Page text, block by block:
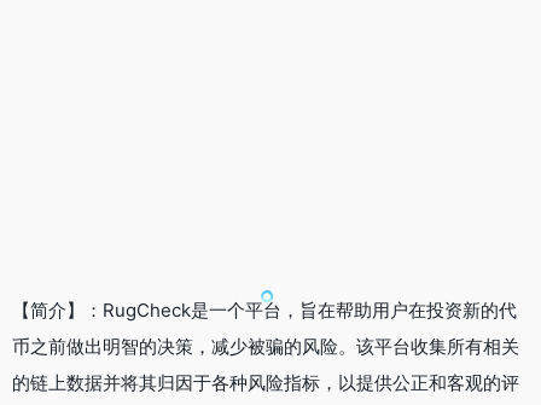
【简介】：RugCheck是一个平台，旨在帮助用户在投资新的代
币之前做出明智的决策，减少被骗的风险。该平台收集所有相关
的链上数据并将其归因于各种风险指标，以提供公正和客观的评